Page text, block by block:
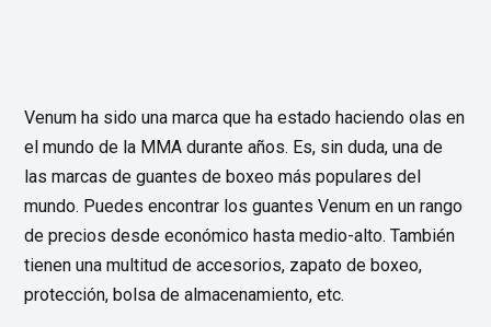
Venum ha sido una marca que ha estado haciendo olas en
el mundo de la MMA durante años. Es, sin duda, una de
las marcas de guantes de boxeo más populares del
mundo. Puedes encontrar los guantes Venum en un rango
de precios desde económico hasta medio-alto. También
tienen una multitud de accesorios, zapato de boxeo,
protección, bolsa de almacenamiento, etc.